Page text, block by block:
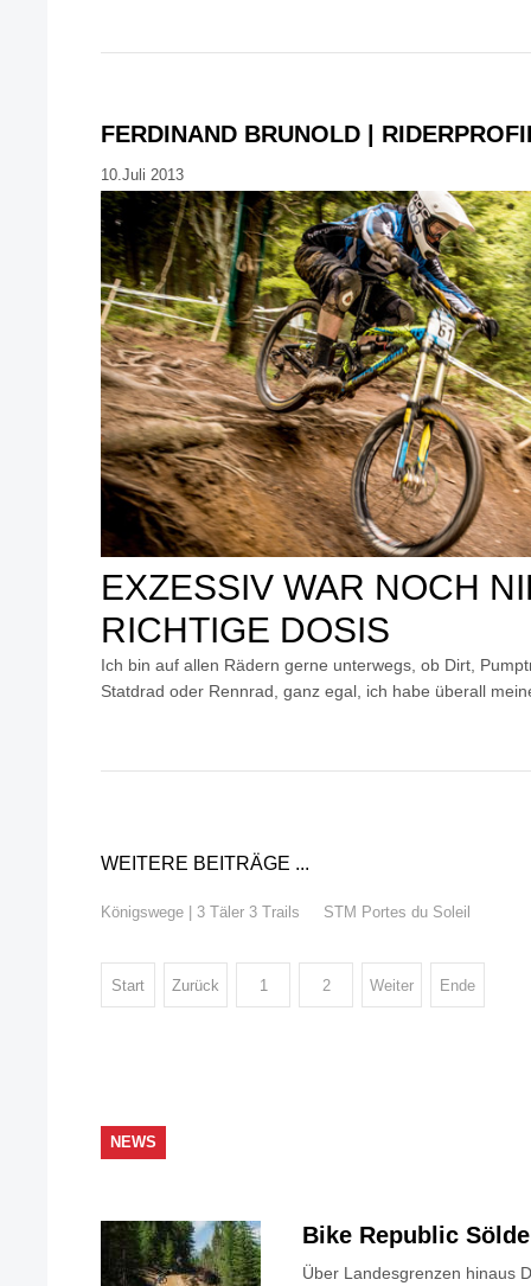
FERDINAND BRUNOLD |
10.Juli 2013
EXZESSIV WAR NOCH
RICHTIGE DOSIS
Ich bin auf allen Rädern gerne unterwegs, ob Dirt,
Statdrad oder Rennrad, ganz egal, ich habe überall
WEITERE BEITRÄGE ...
Königswege | 3 Täler 3 Trails STM Portes du Soleil
Start Zurück 1 2 Weiter Ende
NEWS
Bike Republic
Über Landesgrenzen hinaus